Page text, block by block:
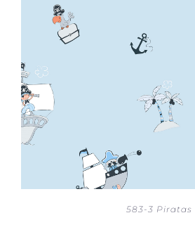
583-3 Piratas